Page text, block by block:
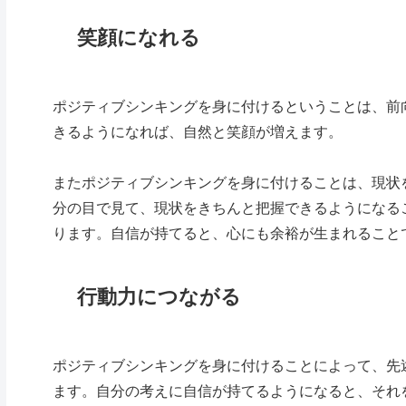
笑顔になれる
ポジティブシンキングを身に付けるということは、
きるようになれば、自然と笑顔が増えます。
またポジティブシンキングを身に付けることは、現
分の目で見て、現状をきちんと把握できるようにな
ります。自信が持てると、心にも余裕が生まれるこ
行動力につながる
ポジティブシンキングを身に付けることによって、
ます。自分の考えに自信が持てるようになると、そ